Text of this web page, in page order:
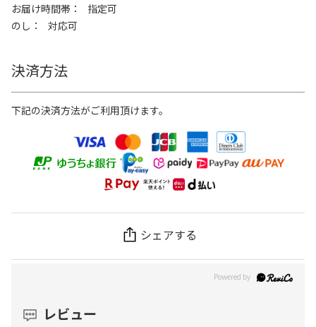
お届け時間帯
指定可
のし
対応可
決済方法
下記の決済方法がご利用頂けます。
シェアする
レビュー